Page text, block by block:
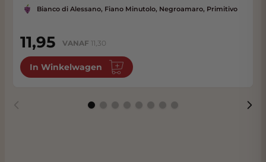
gecombineerd met een frisse mineraliteit en
Bianco di Alessano, Fiano Minutolo, Negroamaro, Primitivo
11,95 VANAF 11,30
In Winkelwagen